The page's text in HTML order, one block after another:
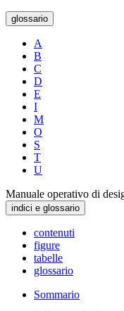
glossario
A
B
C
D
E
I
M
O
S
T
U
Manuale operativo di
indici e glossario
contenuti
figure
tabelle
glossario
Sommario